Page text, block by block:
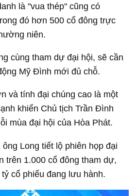
là "vua thép" cũng có
đó hơn 500 cổ đông trực
niên.
cùng tham dự đại hội, sẽ cần
Mỹ Đình mới đủ chỗ.
và tính đại chúng cao là một
khiến Chủ tịch Trần Đình
mùa đại hội của Hòa Phát.
Long tiết lộ phiên họp đại
trên 1.000 cổ đông tham dự,
cổ phiếu đang lưu hành.